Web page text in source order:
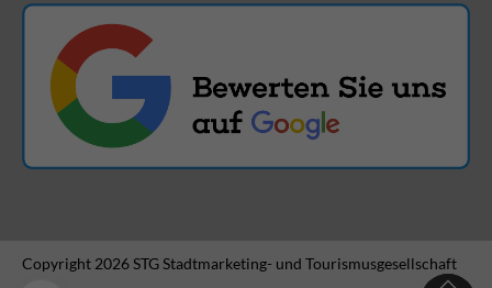
Copyright 2026 STG Stadtmarketing- und Tourismusgesellschaft